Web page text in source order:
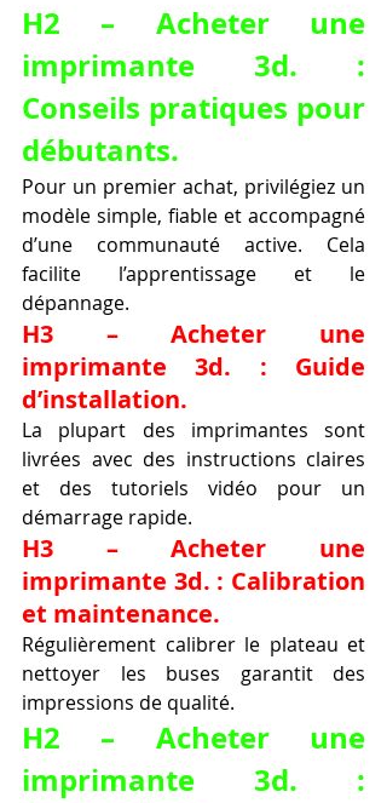
H2 – Acheter une
imprimante 3d. :
Conseils pratiques pour
débutants.
Pour un premier achat, privilégiez un
modèle simple, fiable et accompagné
d’une communauté active. Cela
facilite l’apprentissage et le
dépannage.
H3 – Acheter une
imprimante 3d. : Guide
d’installation.
La plupart des imprimantes sont
livrées avec des instructions claires
et des tutoriels vidéo pour un
démarrage rapide.
H3 – Acheter une
imprimante 3d. : Calibration
et maintenance.
Régulièrement calibrer le plateau et
nettoyer les buses garantit des
impressions de qualité.
H2 – Acheter une
imprimante 3d. :